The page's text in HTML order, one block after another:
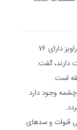
نماینده رفسنجان با اشاره به اینکه دهستان راویز دارای ۷۶
آبادی سکونت دارند، گفت:
است.
رشته قنات و چشمه وجود دارد
قنوات و سدهای